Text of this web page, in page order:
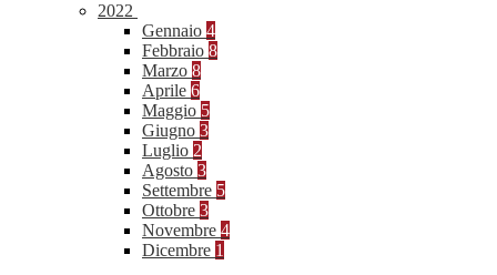
2022
Gennaio 4
Febbraio 8
Marzo 8
Aprile 6
Maggio 5
Giugno 3
Luglio 2
Agosto 3
Settembre 5
Ottobre 3
Novembre 4
Dicembre 1